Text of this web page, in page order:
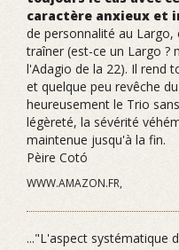
caractère anxieux et
de personnalité au Largo,
traîner (est-ce un Largo ?
l'Adagio de la 22). Il rend
et quelque peu revêche
heureusement le Trio
légèreté, la sévérité
maintenue jusqu'à la fin.
Pèire Cotó
WWW.AMAZON.FR,
..."L'aspect systématique